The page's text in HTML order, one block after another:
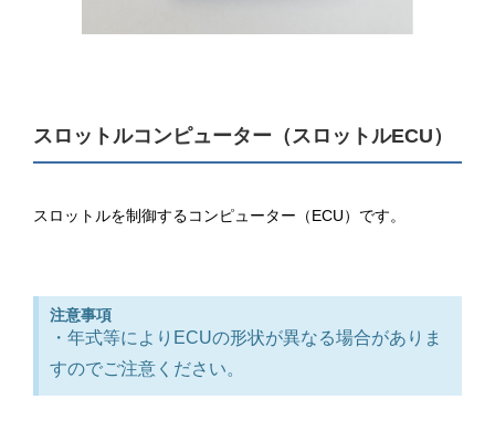
スロットルコンピューター（スロットルECU）
スロットルを制御するコンピューター（ECU）です。
注意事項
・年式等によりECUの形状が異なる場合がありま
すのでご注意ください。